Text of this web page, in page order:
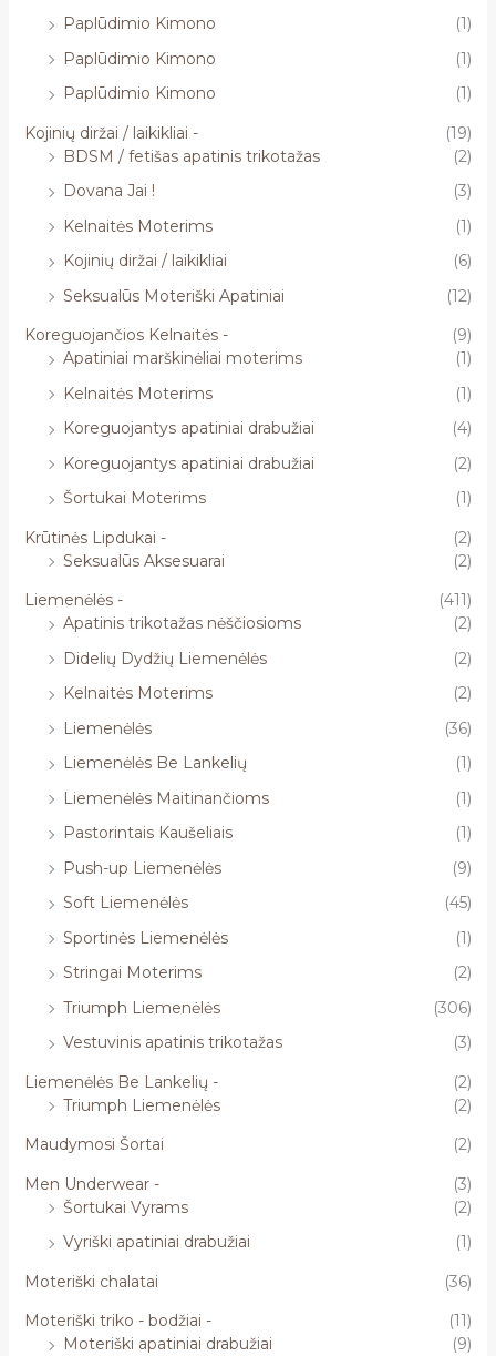
Paplūdimio Kimono
(1)
Paplūdimio Kimono
(1)
Paplūdimio Kimono
(1)
Kojinių diržai / laikikliai -
(19)
BDSM / fetišas apatinis trikotažas
(2)
Dovana Jai !
(3)
Kelnaitės Moterims
(1)
Kojinių diržai / laikikliai
(6)
Seksualūs Moteriški Apatiniai
(12)
Koreguojančios Kelnaitės -
(9)
Apatiniai marškinėliai moterims
(1)
Kelnaitės Moterims
(1)
Koreguojantys apatiniai drabužiai
(4)
Koreguojantys apatiniai drabužiai
(2)
Šortukai Moterims
(1)
Krūtinės Lipdukai -
(2)
Seksualūs Aksesuarai
(2)
Liemenėlės -
(411)
Apatinis trikotažas nėščiosioms
(2)
Didelių Dydžių Liemenėlės
(2)
Kelnaitės Moterims
(2)
Liemenėlės
(36)
Liemenėlės Be Lankelių
(1)
Liemenėlės Maitinančioms
(1)
Pastorintais Kaušeliais
(1)
Push-up Liemenėlės
(9)
Soft Liemenėlės
(45)
Sportinės Liemenėlės
(1)
Stringai Moterims
(2)
Triumph Liemenėlės
(306)
Vestuvinis apatinis trikotažas
(3)
Liemenėlės Be Lankelių -
(2)
Triumph Liemenėlės
(2)
Maudymosi Šortai
(2)
Men Underwear -
(3)
Šortukai Vyrams
(2)
Vyriški apatiniai drabužiai
(1)
Moteriški chalatai
(36)
Moteriški triko - bodžiai -
(11)
Moteriški apatiniai drabužiai
(9)